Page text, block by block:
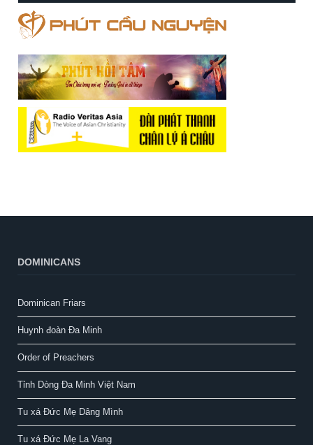
DOMINICANS
Dominican Friars
Huynh đoàn Đa Minh
Order of Preachers
Tỉnh Dòng Đa Minh Việt Nam
Tu xá Đức Mẹ Dâng Mình
Tu xá Đức Mẹ La Vang